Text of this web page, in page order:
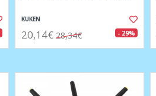
KUKEN
20,14€ 28,34€ - 29%